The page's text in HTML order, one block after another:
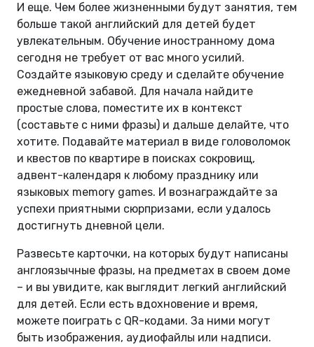
И еще. Чем более жизненными будут занятия, тем
больше такой английский для детей будет
увлекательным. Обучение иностранному дома
сегодня не требует от вас много усилий.
Создайте языковую среду и сделайте обучение
ежедневной забавой. Для начала найдите
простые слова, поместите их в контекст
(составьте с ними фразы) и дальше делайте, что
хотите. Подавайте материал в виде головоломок
и квестов по квартире в поисках сокровищ,
адвент-календаря к любому празднику или
языковых memory games. И вознаграждайте за
успехи приятными сюрпризами, если удалось
достигнуть дневной цели.
Развесьте карточки, на которых будут написаны
англоязычные фразы, на предметах в своем доме
– и вы увидите, как выглядит легкий английский
для детей. Если есть вдохновение и время,
можете поиграть с QR-кодами. За ними могут
быть изображения, аудиофайлы или надписи.